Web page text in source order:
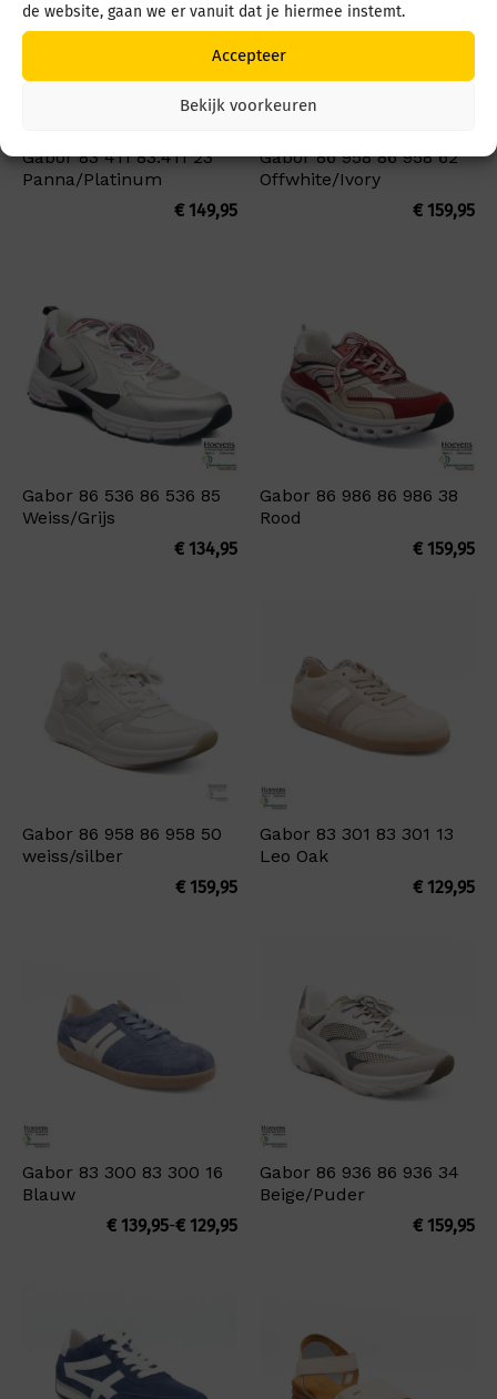
de website, gaan we er vanuit dat je hiermee instemt.
Accepteer
Bekijk voorkeuren
Gabor 83 411 83.411 23
Panna/Platinum
€149,95
Gabor 86 958 86 958 62
Offwhite/Ivory
€159,95
Gabor 86 536 86 536 85
Weiss/Grijs
€134,95
Gabor 86 986 86 986 38
Rood
€159,95
Gabor 86 958 86 958 50
weiss/silber
€159,95
Gabor 83 301 83 301 13
Leo Oak
€129,95
Gabor 83 300 83 300 16
Blauw
€129,95
-
€139,95
Prijsklasse:
Gabor 86 936 86 936 34
Beige/Puder
€159,95